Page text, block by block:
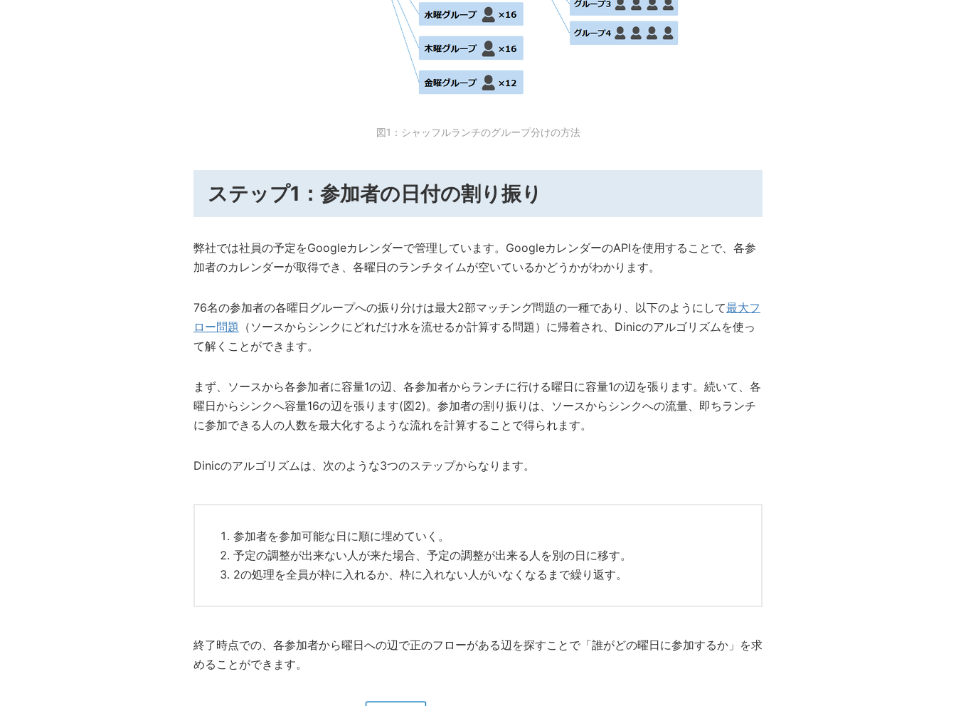
図1：シャッフルランチのグループ分けの方法
ステップ1：参加者の日付の割り振り
弊社では社員の予定をGoogleカレンダーで管理しています。GoogleカレンダーのAPIを使用することで、各参
加者のカレンダーが取得でき、各曜日のランチタイムが空いているかどうかがわかります。
76名の参加者の各曜日グループへの振り分けは最大2部マッチング問題の一種であり、以下のようにして最大フ
ロー問題 （ソースからシンクにどれだけ水を流せるか計算する問題）に帰着され、Dinicのアルゴリズムを使っ
て解くことができます。
まず、ソースから各参加者に容量1の辺、各参加者からランチに行ける曜日に容量1の辺を張ります。続いて、各
曜日からシンクへ容量16の辺を張ります(図2)。参加者の割り振りは、ソースからシンクへの流量、即ちランチ
に参加できる人の人数を最大化するような流れを計算することで得られます。
Dinicのアルゴリズムは、次のような3つのステップからなります。
参加者を参加可能な日に順に埋めていく。
予定の調整が出来ない人が来た場合、予定の調整が出来る人を別の日に移す。
2の処理を全員が枠に入れるか、枠に入れない人がいなくなるまで繰り返す。
終了時点での、各参加者から曜日への辺で正のフローがある辺を探すことで「誰がどの曜日に参加するか」を求
めることができます。